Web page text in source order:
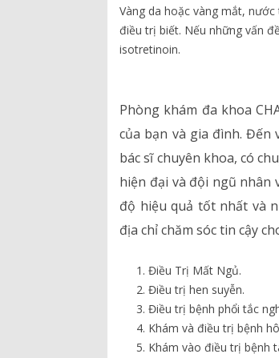
Vàng da hoặc vàng mắt,
điều trị biết. Nếu những vấn
isotretinoin.
Phòng khám đa khoa
của bạn và gia đình. Đến
bác sĩ chuyên khoa, có
hiện đại và đội ngũ nhân
độ hiệu quả tốt nhất và
địa chỉ chăm sóc tin cậy
Điều Trị Mất Ngủ.
Điều trị hen suyễn.
Điều trị bệnh phổi tắc
Khám và điều trị bệnh
Khám vào điều trị bệnh